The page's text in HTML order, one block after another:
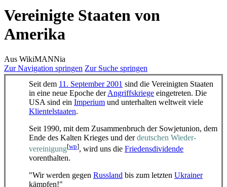
Vereinigte Staaten von
Amerika
Aus WikiMANNia
Zur Navigation springen Zur Suche springen
Seit dem 11. September 2001 sind die Vereinigten Staaten
in eine neue Epoche derAngriffskriege eingetreten. Die
USA sind ein Imperium und unterhalten weltweit viele
Klientelstaaten.
Seit 1990, mit dem Zusammenbruch der Sowjetunion, dem
Ende des Kalten Krieges und derdeutschen Wieder­
vereinigung[wp], wird uns die Friedensdividende
vorenthalten.
"Wir werden gegen Russland bis zum letzten Ukrainer
kämpfen!"